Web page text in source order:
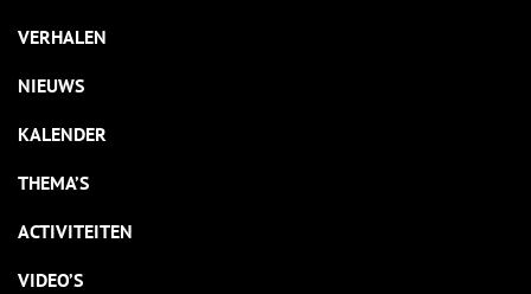
VERHALEN
NIEUWS
KALENDER
THEMA’S
ACTIVITEITEN
VIDEO’S